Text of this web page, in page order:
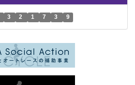
3 2 1 7 3 9